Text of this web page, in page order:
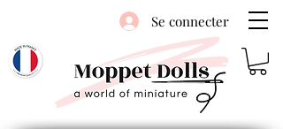
Se connecter